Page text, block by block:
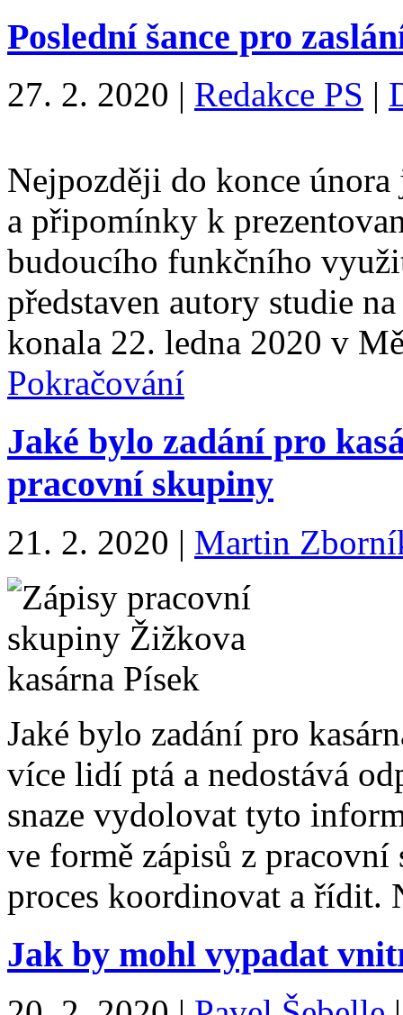
Poslední šance pro
27. 2. 2020 | Redakce PS |
Nejpozději do konce února
a připomínky k
budoucího funkčního
představen autory studie
konala 22. ledna 2020 v
Pokračování
Jaké bylo zadání pro
pracovní skupiny
21. 2. 2020 | Martin
Jaké bylo zadání pro
více lidí ptá a nedostává
snaze vydolovat tyto
ve formě zápisů z
proces koordinovat a
Jak by mohl vypadat